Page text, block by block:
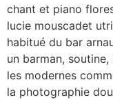
chant et piano
lucie mouscadet
habitué du bar
un barman,
les modernes
la photographie